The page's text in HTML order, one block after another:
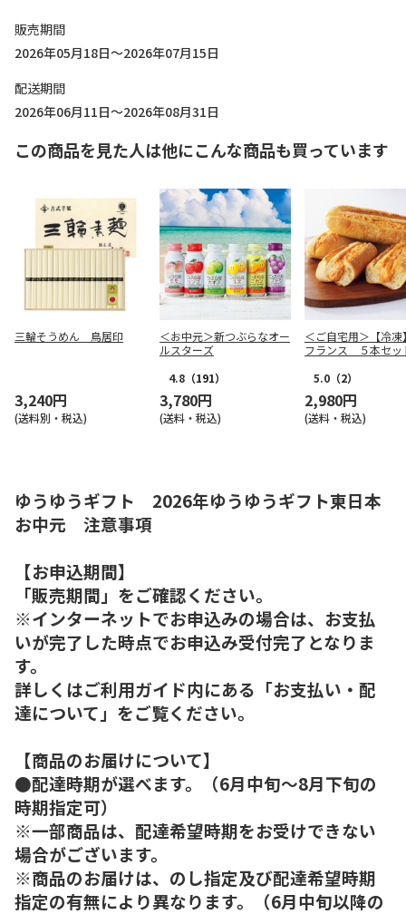
販売期間
2026年05月18日～2026年07月15日
配送期間
2026年06月11日～2026年08月31日
この商品を見た人は他にこんな商品も買っています
三輪そうめん 鳥居印
3,240円
(送料別・税込)
＜お中元＞新つぶらなオー
ルスターズ
4.8 （191）
3,780円
(送料・税込)
＜ご自宅用＞【冷凍
フランス ５本セッ
5.0 （2）
2,980円
(送料・税込)
ゆうゆうギフト 2026年ゆうゆうギフト東日本
お中元 注意事項
【お申込期間】
「販売期間」をご確認ください。
※インターネットでお申込みの場合は、お支払
いが完了した時点でお申込み受付完了となりま
す。
詳しくはご利用ガイド内にある「お支払い・配
達について」をご覧ください。
【商品のお届けについて】
●配達時期が選べます。（6月中旬～8月下旬の
時期指定可）
※一部商品は、配達希望時期をお受けできない
場合がございます。
※商品のお届けは、のし指定及び配達希望時期
指定の有無により異なります。（6月中旬以降の